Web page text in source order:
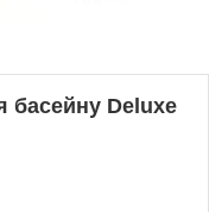
басейну Deluxe